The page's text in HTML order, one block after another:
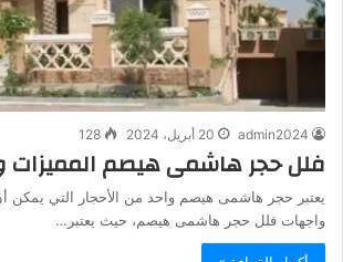
admin2024 20 أبريل، 2024 128
فلل حجر هاشمى هيصم المميزات
يعتبر حجر هاشمى هيصم واحد من الأحجار التي
واجهات فلل حجر هاشمى هيصم، حيث يعتبر…